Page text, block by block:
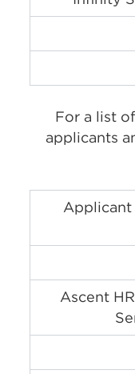
For a list
applicants
Applicant
Ascent